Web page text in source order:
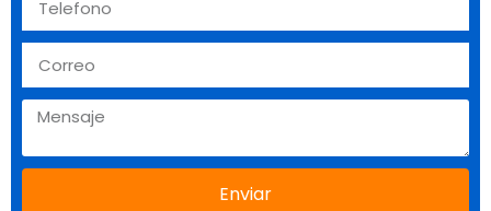
Enviar